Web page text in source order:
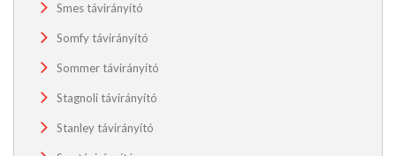
Smes távirányító
Somfy távirányító
Sommer távirányító
Stagnoli távirányító
Stanley távirányító